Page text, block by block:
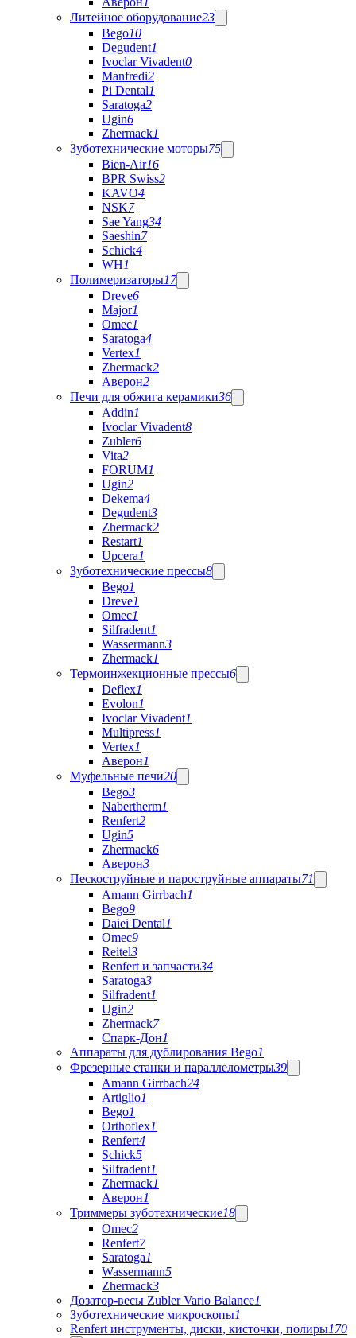
Литейное оборудование23
Bego10
Degudent1
Ivoclar Vivadent0
Manfredi2
Pi Dental1
Saratoga2
Ugin6
Zhermack1
Зуботехнические моторы75
Bien-Air16
BPR Swiss2
KAVO4
NSK7
Sae Yang34
Saeshin7
Schick4
WH1
Полимеризаторы17
Dreve6
Major1
Omec1
Saratoga4
Vertex1
Zhermack2
Аверон2
Печи для обжига керамики36
Addin1
Ivoclar Vivadent8
Zubler6
Vita2
FORUM1
Ugin2
Dekema4
Degudent3
Zhermack2
Restart1
Upcera1
Зуботехнические прессы8
Bego1
Dreve1
Omec1
Silfradent1
Wassermann3
Zhermack1
Термоинжекционные прессы6
Deflex1
Evolon1
Ivoclar Vivadent1
Multipress1
Vertex1
Аверон1
Муфельные печи20
Bego3
Nabertherm1
Renfert2
Ugin5
Zhermack6
Аверон3
Пескоструйные и пароструйные аппараты71
Amann Girrbach1
Bego9
Daiei Dental1
Omec9
Reitel3
Renfert и запчасти34
Saratoga3
Silfradent1
Ugin2
Zhermack7
Спарк-Дон1
Аппараты для дублирования Bego1
Фрезерные станки и параллелометры39
Amann Girrbach24
Artiglio1
Bego1
Orthoflex1
Renfert4
Schick5
Silfradent1
Zhermack1
Аверон1
Триммеры зуботехнические18
Omec2
Renfert7
Saratoga1
Wassermann5
Zhermack3
Дозатор-весы Zubler Vario Balance1
Зуботехнические микроскопы1
Renfert инструменты, диски, кисточки, полиры170